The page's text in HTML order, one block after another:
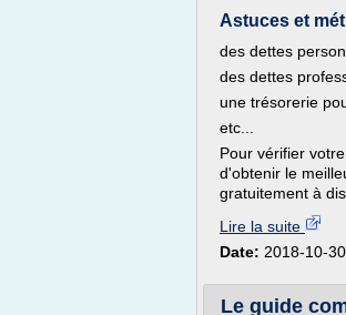
Astuces et
des dettes
des dettes
une trésorerie
etc...
Pour vérifier
d'obtenir le
gratuitement à
Lire la suite
Date: 2018-10-
Le guide